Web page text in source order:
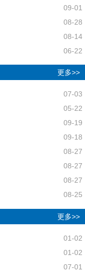
09-01
08-28
08-14
06-22
更多>>
07-03
05-22
09-19
09-18
08-27
08-27
08-27
08-25
更多>>
01-02
01-02
07-01